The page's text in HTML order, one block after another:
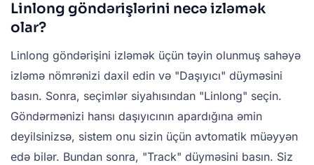
Linlong göndərişlərini necə izləmək
olar?
Linlong göndərişini izləmək üçün təyin olunmuş sahəyə
izləmə nömrənizi daxil edin və "Daşıyıcı" düyməsini
basın. Sonra, seçimlər siyahısından "Linlong" seçin.
Göndərmənizi hansı daşıyıcının apardığına əmin
deyilsinizsə, sistem onu sizin üçün avtomatik müəyyən
edə bilər. Bundan sonra, "Track" düyməsini basın. Siz